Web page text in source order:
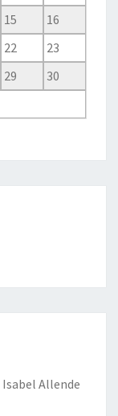
15
16
22
23
29
30
Isabel Allende